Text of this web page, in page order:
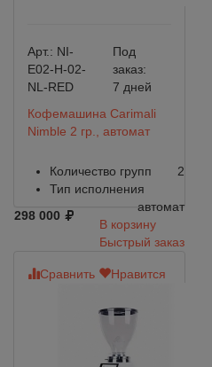
Арт.: NI-
E02-H-02-
NL-RED
Под
заказ:
7 дней
Кофемашина Carimali
Nimble 2 гр., автомат
Количество групп
2
Тип исполнения
автомат
298 000
В корзину
Быстрый заказ
Сравнить Нравится